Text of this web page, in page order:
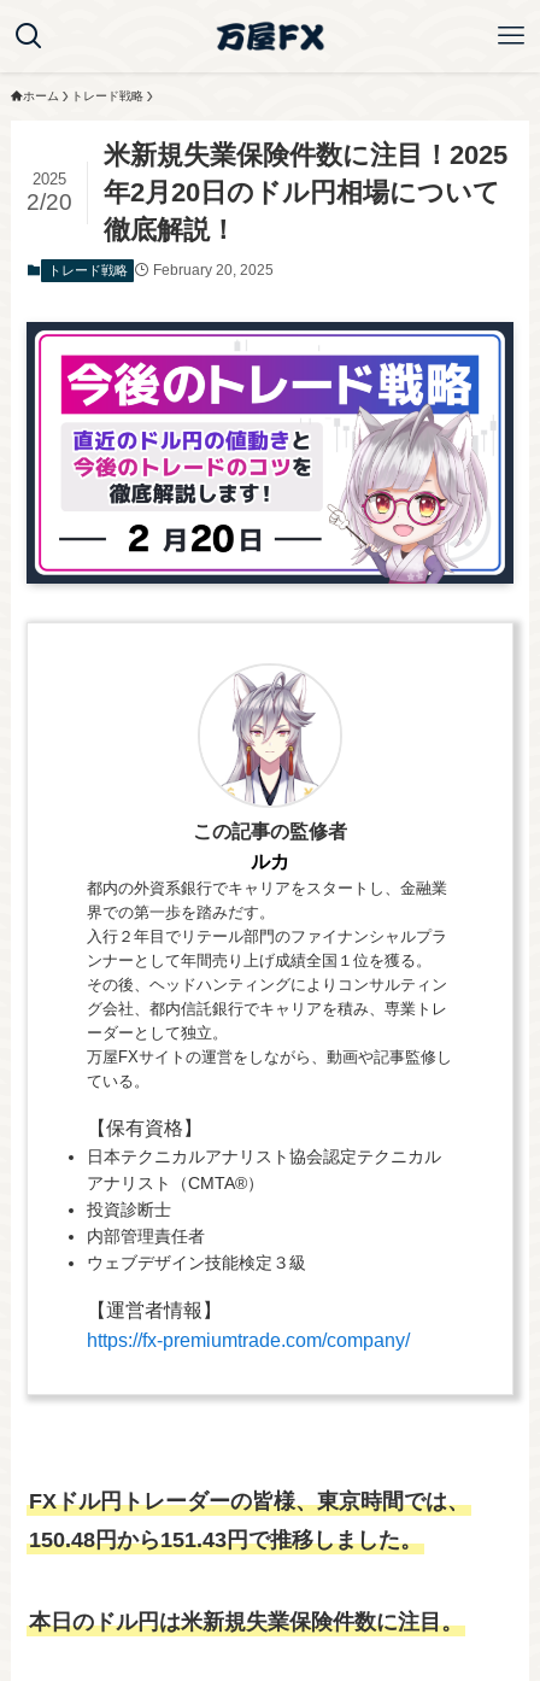
ホーム トレード戦略
米新規失業保険件数に注目！2025
年2月20日のドル円相場について
徹底解説！
2025
2/20
トレード戦略 February 20, 2025
この記事の監修者
ルカ
都内の外資系銀行でキャリアをスタートし、金融業
界での第一歩を踏みだす。
入行２年目でリテール部門のファイナンシャルプラ
ンナーとして年間売り上げ成績全国１位を獲る。
その後、ヘッドハンティングによりコンサルティン
グ会社、都内信託銀行でキャリアを積み、専業トレ
ーダーとして独立。
万屋FXサイトの運営をしながら、動画や記事監修し
ている。
【保有資格】
日本テクニカルアナリスト協会認定テクニカル
アナリスト（CMTA®）
投資診断士
内部管理責任者
ウェブデザイン技能検定３級
【運営者情報】
https://fx-premiumtrade.com/company/
FXドル円トレーダーの皆様、東京時間では、
150.48円から151.43円で推移しました。
本日のドル円は米新規失業保険件数に注目。